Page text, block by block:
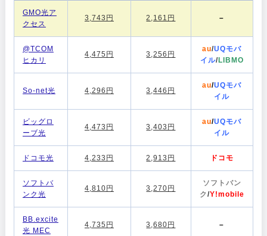
GMO光ア
クセス
3,743円 2,161円 –
@TCOM
ヒカリ
4,475円 3,256円
au/UQモバ
イル/LIBMO
So-net光 4,296円 3,446円
au/UQモバ
イル
ビッグロ
ーブ光
4,473円 3,403円
au/UQモバ
イル
ドコモ光 4,233円 2,913円 ドコモ
ソフトバ
ンク光
4,810円 3,270円
ソフトバン
ク/Y!mobile
BB.excite
光 MEC
4,735円 3,680円 –